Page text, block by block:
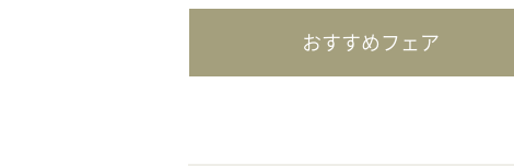
おすすめフェア